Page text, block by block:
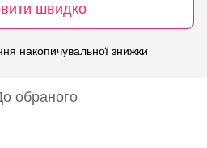
швидко
накопичувальної знижки
обраного